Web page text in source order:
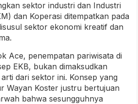
sektor industri dan Industri
dan Koperasi ditempatkan pada
sektor ekonomi kreatif dan
Ace, penempatan pariwisata di
EKB, bukan dimaksudkan
dari sektor ini. Konsep yang
Wayan Koster justru bertujuan
bahwa sesungguhnya